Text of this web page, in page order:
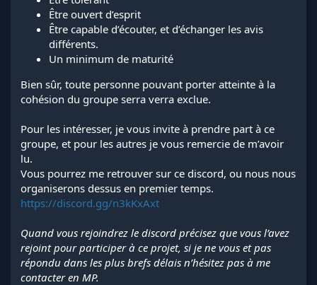
Être ouvert d’esprit
Être capable d’écouter, et d’échanger les avis
différents.
Un minimum de maturité
Bien sûr, toute personne pouvant porter atteinte à la
cohésion du groupe serra verra exclue.
Pour les intéresser, je vous invite à prendre part à ce
groupe, et pour les autres je vous remercie de m’avoir
lu.
Vous pourrez me retrouver sur ce discord, ou nous nous
organiserons dessus en premier temps.
https://discord.gg/n3kKxAxt
Quand vous rejoindrez le discord précisez que vous l’avez
rejoint pour participer à ce projet, si je ne vous et pas
répondu dans les plus brefs délais n’hésitez pas à me
contacter en MP.